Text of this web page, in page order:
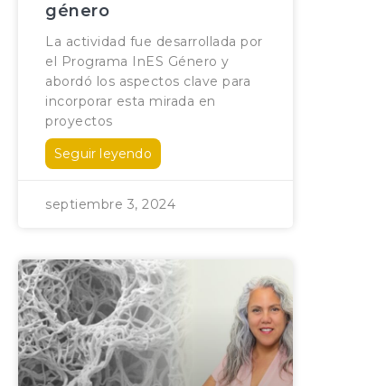
género
La actividad fue desarrollada por
el Programa InES Género y
abordó los aspectos clave para
incorporar esta mirada en
proyectos
Seguir leyendo
septiembre 3, 2024